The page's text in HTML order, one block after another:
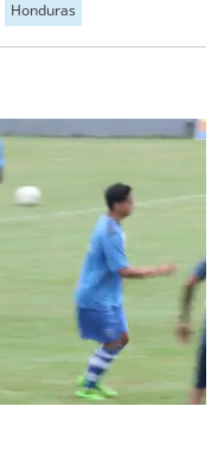
Honduras